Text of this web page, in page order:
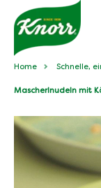
Home Schnelle,
Mascherlnudeln mit